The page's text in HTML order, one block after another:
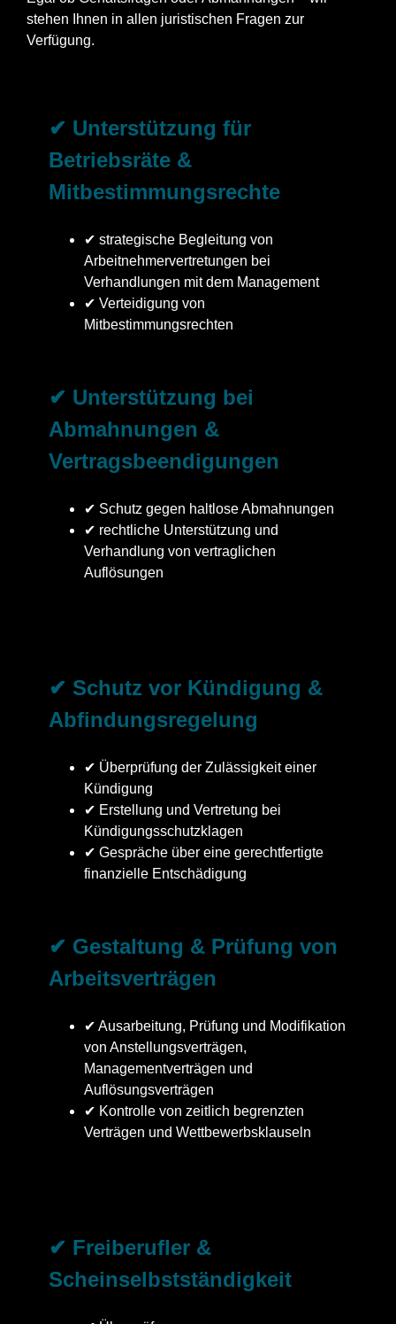
stehen Ihnen in allen juristischen Fragen zur
Verfügung.
✔ Unterstützung für
Betriebsräte &
Mitbestimmungsrechte
✔ strategische Begleitung von
Arbeitnehmervertretungen bei
Verhandlungen mit dem Management
✔ Verteidigung von
Mitbestimmungsrechten
✔ Unterstützung bei
Abmahnungen &
Vertragsbeendigungen
✔ Schutz gegen haltlose Abmahnungen
✔ rechtliche Unterstützung und
Verhandlung von vertraglichen
Auflösungen
✔ Schutz vor Kündigung &
Abfindungsregelung
✔ Überprüfung der Zulässigkeit einer
Kündigung
✔ Erstellung und Vertretung bei
Kündigungsschutzklagen
✔ Gespräche über eine gerechtfertigte
finanzielle Entschädigung
✔ Gestaltung & Prüfung von
Arbeitsverträgen
✔ Ausarbeitung, Prüfung und Modifikation
von Anstellungsverträgen,
Managementverträgen und
Auflösungsverträgen
✔ Kontrolle von zeitlich begrenzten
Verträgen und Wettbewerbsklauseln
✔ Freiberufler &
Scheinselbstständigkeit